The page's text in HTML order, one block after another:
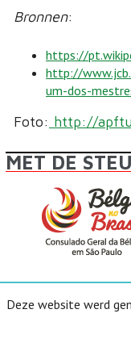
Bronnen:
https://
http://
um-dos-
Foto: http://
MET DE
Deze website werd